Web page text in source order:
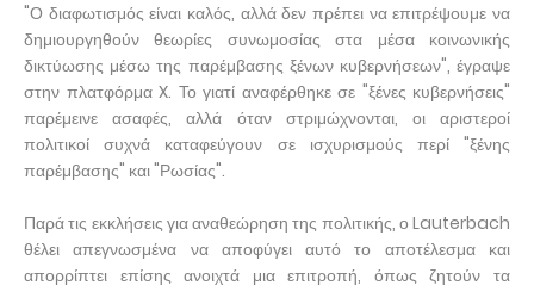
"Ο διαφωτισμός είναι καλός, αλλά δεν πρέπει να επιτρέψουμε να
δημιουργηθούν θεωρίες συνωμοσίας στα μέσα κοινωνικής
δικτύωσης μέσω της παρέμβασης ξένων κυβερνήσεων", έγραψε
στην πλατφόρμα X. Το γιατί αναφέρθηκε σε "ξένες κυβερνήσεις"
παρέμεινε ασαφές, αλλά όταν στριμώχνονται, οι αριστεροί
πολιτικοί συχνά καταφεύγουν σε ισχυρισμούς περί "ξένης
παρέμβασης" και "Ρωσίας".
Παρά τις εκκλήσεις για αναθεώρηση της πολιτικής, ο Lauterbach
θέλει απεγνωσμένα να αποφύγει αυτό το αποτέλεσμα και
απορρίπτει επίσης ανοιχτά μια επιτροπή, όπως ζητούν τα